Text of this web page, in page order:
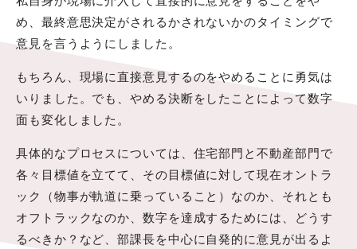
め、最終意思決定がされるかされないかのタイミングで
意見を言うようにしました。
もちろん、現場に直接意見するのをやめることに勇気は
いりました。でも、やめる決断をしたことによって数字
面も変化しました。
具体的なプロセスについては、住宅部門と不動産部門で
各々目標値を立てて、その目標値に対して現在オントラ
ック（物事が軌道に乗っていること）なのか、それとも
オフトラックなのか、数字を達成するためには、どうす
るべきか？など、部課長を中心に自発的に意見が出るよ